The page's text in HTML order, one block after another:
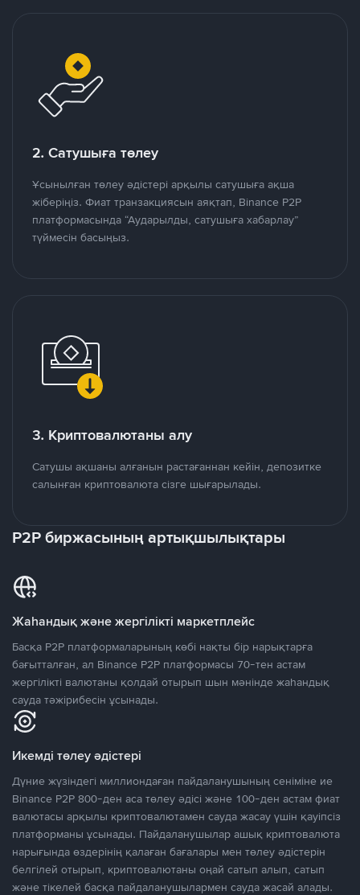
2. Сатушыға төлеу
Ұсынылған төлеу әдістері арқылы сатушыға ақша
жіберіңіз. Фиат транзакциясын аяқтап, Binance P2P
платформасында “Аударылды, сатушыға хабарлау”
түймесін басыңыз.
3. Криптовалютаны алу
Сатушы ақшаны алғанын растағаннан кейін, депозитке
салынған криптовалюта сізге шығарылады.
P2P биржасының артықшылықтары
Жаһандық және жергілікті маркетплейс
Басқа P2P платформаларының көбі нақты бір нарықтарға
бағытталған, ал Binance P2P платформасы 70-тен астам
жергілікті валютаны қолдай отырып шын мәнінде жаһандық
сауда тәжірибесін ұсынады.
Икемді төлеу әдістері
Дүние жүзіндегі миллиондаған пайдаланушының сеніміне ие
Binance P2P 800-ден аса төлеу әдісі және 100-ден астам фиат
валютасы арқылы криптовалютамен сауда жасау үшін қауіпсіз
платформаны ұсынады. Пайдаланушылар ашық криптовалюта
нарығында өздерінің қалаған бағалары мен төлеу әдістерін
белгілей отырып, криптовалютаны оңай сатып алып, сатып
және тікелей басқа пайдаланушылармен сауда жасай алады.